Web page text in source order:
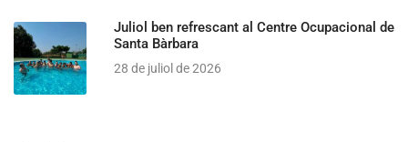
Juliol ben refrescant al Centre Ocupacional de
Santa Bàrbara
28 de juliol de 2026